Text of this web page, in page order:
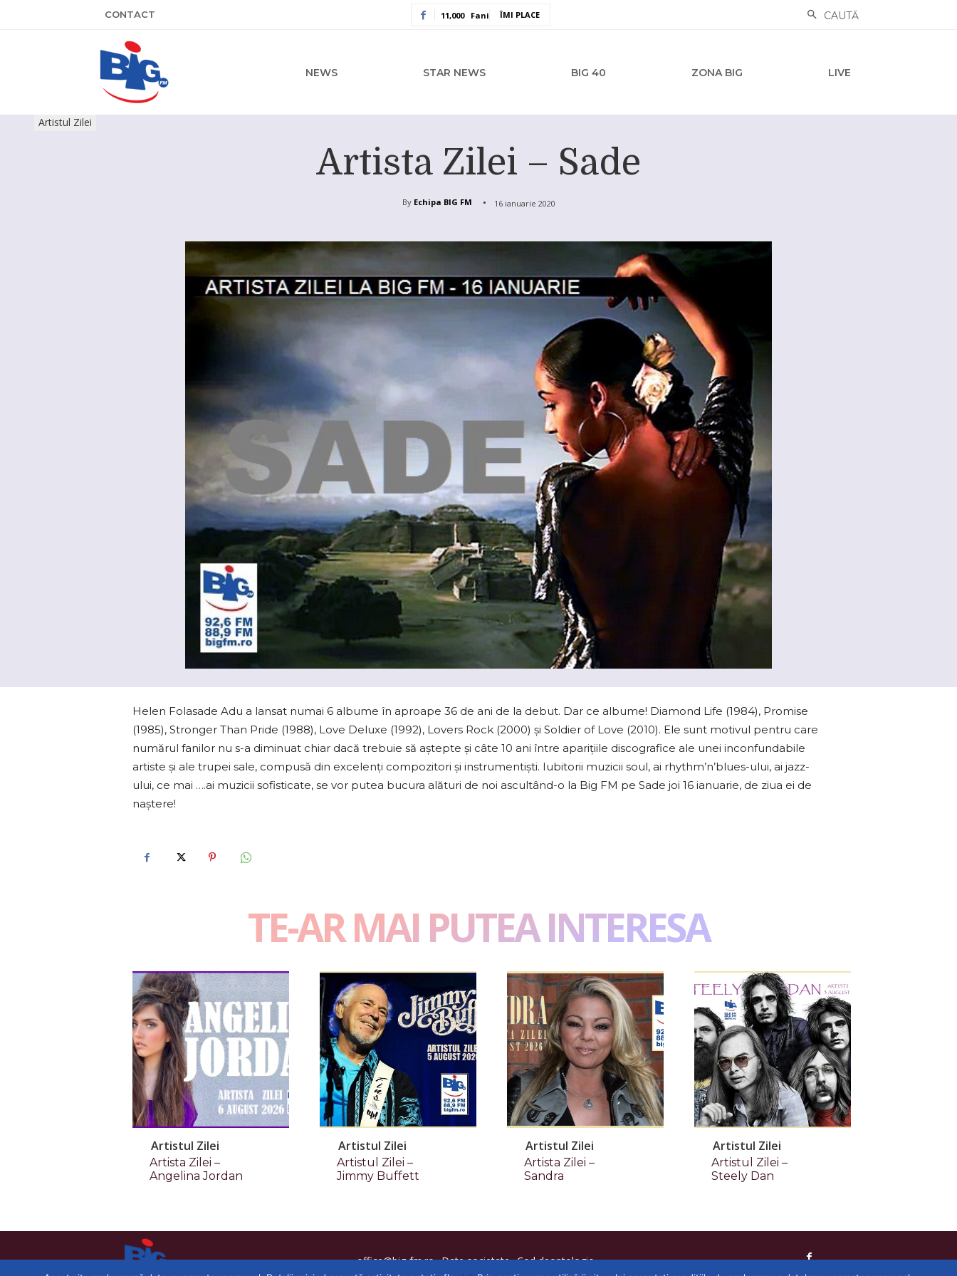
CONTACT 11,000 Fani ÎMI PLACE CAUTĂ
NEWS STAR NEWS BIG 40 ZONA BIG LIVE
Artistul Zilei
Artista Zilei – Sade
By Echipa BIG FM 16 ianuarie 2020
Helen Folasade Adu a lansat numai 6 albume în aproape 36 de ani de la debut. Dar ce albume! Diamond Life (1984), Promise
(1985), Stronger Than Pride (1988), Love Deluxe (1992), Lovers Rock (2000) și Soldier of Love (2010). Ele sunt motivul pentru care
numărul fanilor nu s-a diminuat chiar dacă trebuie să aştepte şi câte 10 ani între apariţiile discografice ale unei inconfundabile
artiste şi ale trupei sale, compusă din excelenţi compozitori şi instrumentişti. Iubitorii muzicii soul, ai rhythm’n’blues-ului, ai jazz-
ului, ce mai ….ai muzicii sofisticate, se vor putea bucura alături de noi ascultând-o la Big FM pe Sade joi 16 ianuarie, de ziua ei de
naștere!
TE-AR MAI PUTEA INTERESA
Artistul Zilei
Artista Zilei –
Angelina Jordan
Artistul Zilei
Artistul Zilei –
Jimmy Buffett
Artistul Zilei
Artista Zilei –
Sandra
Artistul Zilei
Artistul Zilei –
Steely Dan
office@big-fm.ro Date societate Cod deontologic